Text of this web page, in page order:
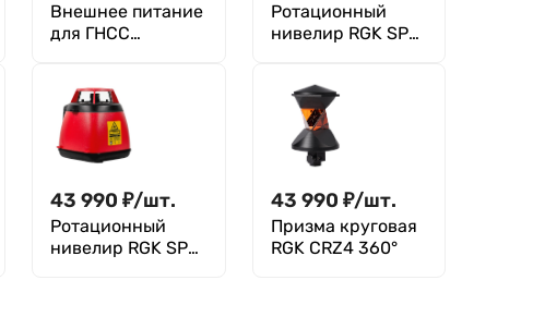
Внешнее питание
для ГНСС
Ротационный
нивелир RGK SP-
43 990 ₽/шт.
Ротационный
нивелир RGK SP-
43 990 ₽/шт.
Призма круговая
RGK CRZ4 360°